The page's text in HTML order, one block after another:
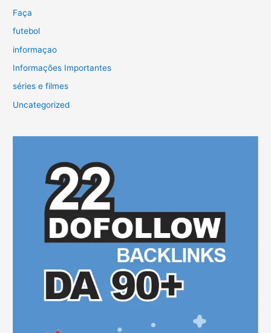
Faça
futebol
informaçao
Informações Importantes
séries e filmes
Uncategorized